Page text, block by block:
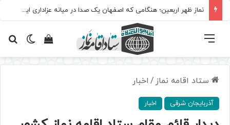
نماز ظهر اربعین؛ هنگامی که اصفهان یک صدا در میانه عزاداری ایستاد
تغییرمشاهده فهرست
ستاد اقامه نماز / اخبار
آذربایجان شرقی اخبار